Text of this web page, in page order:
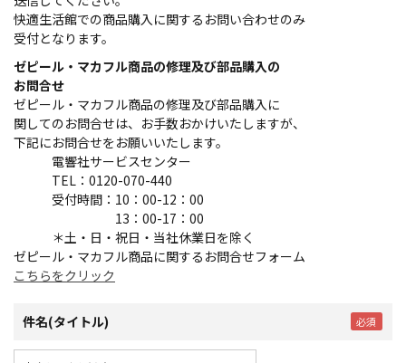
快適生活館での商品購入に関するお問い合わせのみ
受付となります。
ゼピール・マカフル商品の修理及び部品購入の
お問合せ
ゼピール・マカフル商品の修理及び部品購入に
関してのお問合せは、お手数おかけいたしますが、
下記にお問合せをお願いいたします。
電響社サービスセンター
TEL：0120-070-440
受付時間：10：00-12：00
13：00-17：00
＊土・日・祝日・当社休業日を除く
ゼピール・マカフル商品に関するお問合せフォーム
こちらをクリック
件名(タイトル)